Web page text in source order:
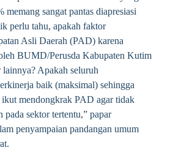
memang sangat pantas diapresiasi
perlu tahu, apakah faktor
Asli Daerah (PAD) karena
BUMD/Perusda Kabupaten Kutim
Apakah seluruh
baik (maksimal) sehingga
ikut mendongkrak PAD agar tidak
pada sektor tertentu,” papar
penyampaian pandangan umum